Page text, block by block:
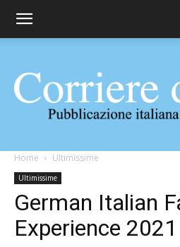
Home Ultimissime
Ultimissime
German Italian
Experience 2021